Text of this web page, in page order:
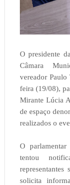
O presidente
Câmara
vereador
feira (19/08),
Mirante Lúcia
de espaço
realizados o
O
tentou
solicita